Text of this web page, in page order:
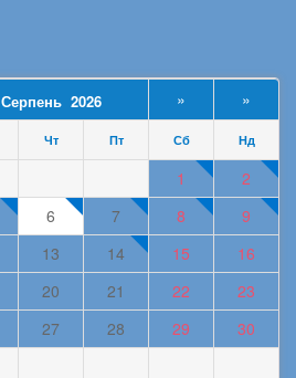
Серпень 2026 » »
Чт Пт Сб Нд
1
2
6 7 8
9
13 14 15
16
20 21 22
23
27 28 29
30